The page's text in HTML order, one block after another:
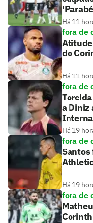
Há 11
fora de
Atitude
do
Há 11
fora de
a Diniz
Há 19
fora de
Santos
Há 19
fora de